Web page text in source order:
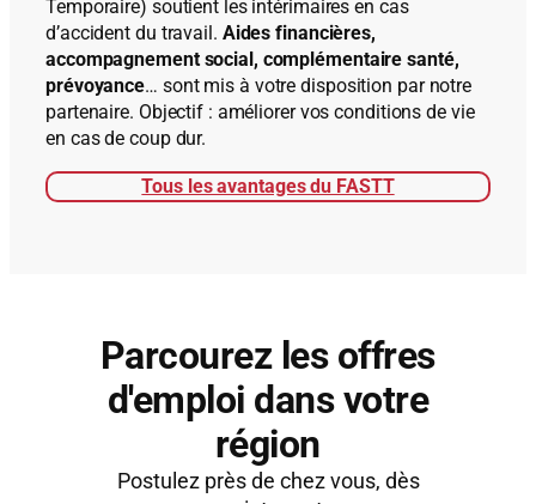
Temporaire) soutient les intérimaires en cas
d’accident du travail. Aides financières,
accompagnement social, complémentaire santé,
prévoyance… sont mis à votre disposition par notre
partenaire. Objectif : améliorer vos conditions de vie
en cas de coup dur.
Tous les avantages du FASTT